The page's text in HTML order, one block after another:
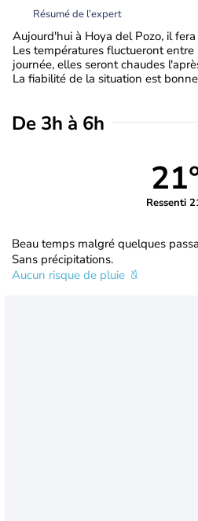
Résumé de l’expert
Aujourd'hui à Hoya del Pozo, il fera
Les températures fluctueront entre
journée, elles seront chaudes
La fiabilité de la situation est
De 3h à 6h
Ressenti
Beau temps malgré quelques
Sans précipitations.
Aucun risque de pluie